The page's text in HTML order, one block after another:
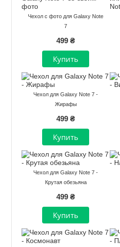
Чехол с фото для Galaxy Note
7
499 ₴
Чехол для Galaxy Note 7 -
Жирафы
499 ₴
Чехол для Galaxy Note 7 -
Крутая обезьяна
499 ₴